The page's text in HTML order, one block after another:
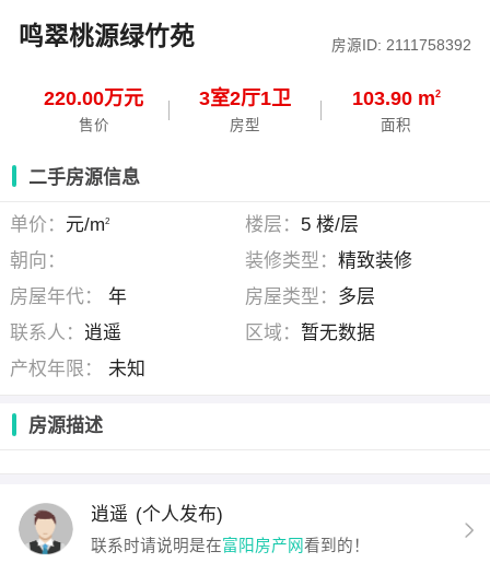
鸣翠桃源绿竹苑 房源ID: 2111758392
220.00万元
售价
3室2厅1卫
房型
103.90 m2
面积
二手房源信息
单价： 元/m2 楼层： 5 楼/层
朝向：
装修类型： 精致装修
房屋年代：
年 房屋类型： 多层
联系人： 逍遥 区域： 暂无数据
产权年限：
未知
房源描述
逍遥 (个人发布)
联系时请说明是在富阳房产网看到的！